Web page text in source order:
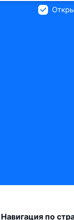
Навигация по